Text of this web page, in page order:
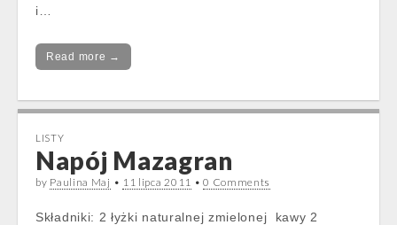
i…
Read more →
LISTY
Napój Mazagran
by Paulina Maj • 11 lipca 2011 •0 Comments
Składniki: 2 łyżki naturalnej zmielonej kawy 2